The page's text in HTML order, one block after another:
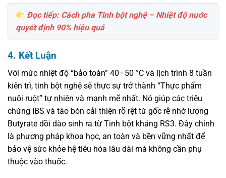
Đọc tiếp: Cách pha Tinh bột nghệ – Nhiệt độ nước
quyết định 90% hiệu quả
4. Kết Luận
Với mức nhiệt độ “bảo toàn” 40–50 °C và lịch trình 8 tuần
kiên trì, tinh bột nghệ sẽ thực sự trở thành “Thực phẩm
nuôi ruột” tự nhiên và mạnh mẽ nhất. Nó giúp các triệu
chứng IBS và táo bón cải thiện rõ rệt từ gốc rễ nhờ lượng
Butyrate dồi dào sinh ra từ Tinh bột kháng RS3. Đây chính
là phương pháp khoa học, an toàn và bền vững nhất để
bảo vệ sức khỏe hệ tiêu hóa lâu dài mà không cần phụ
thuộc vào thuốc.